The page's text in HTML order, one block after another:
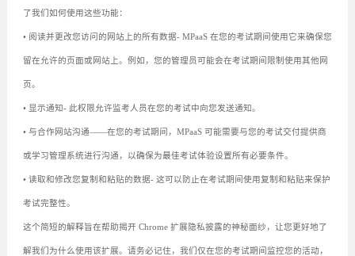
了我们如何使用这些功能：
• 阅读并更改您访问的网站上的所有数据- MPaaS 在您的考试期间使用它来确保您
留在允许的页面或网站上。例如，您的管理员可能会在考试期间限制使用其他网
页。
• 显示通知- 此权限允许监考人员在您的考试中向您发送通知。
• 与合作网站沟通——在您的考试期间，MPaaS 可能需要与您的考试交付提供商
或学习管理系统进行沟通，以确保为最佳考试体验设置所有必要条件。
• 读取和修改您复制和粘贴的数据- 这可以防止在考试期间使用复制和粘贴来保护
考试完整性。
这个简短的解释旨在帮助揭开 Chrome 扩展隐私披露的神秘面纱，让您更好地了
解我们为什么使用该扩展。请务必记住，我们仅在您的考试期间监控您的活动，